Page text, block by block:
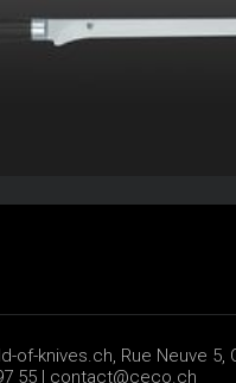
of-knives.ch, Rue Neuve 5,
55 | contact@ceco.ch